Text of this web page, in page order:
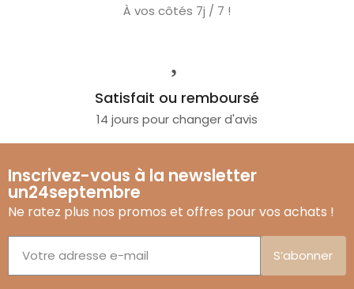
À vos côtés 7j / 7 !
Satisfait ou remboursé
14 jours pour changer d'avis
Inscrivez-vous à la newsletter
un24septembre
Ne ratez plus nos promos et offres pour vos achats !
S’abonner